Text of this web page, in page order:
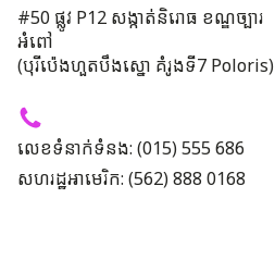
#50 ផ្លូវ P12 សង្កាត់និរោធ ខណ្ឌច្បារ
អំពៅ
(បុរីប៉េងហួតបឹងស្នោ គំរូងទី7 Poloris)
លេខទំនាក់ទំនង: (015) 555 686
សហរដ្ឋអាមេរិក: (562) 888 0168